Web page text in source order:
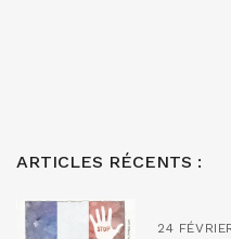
ARTICLES RÉCENTS :
24